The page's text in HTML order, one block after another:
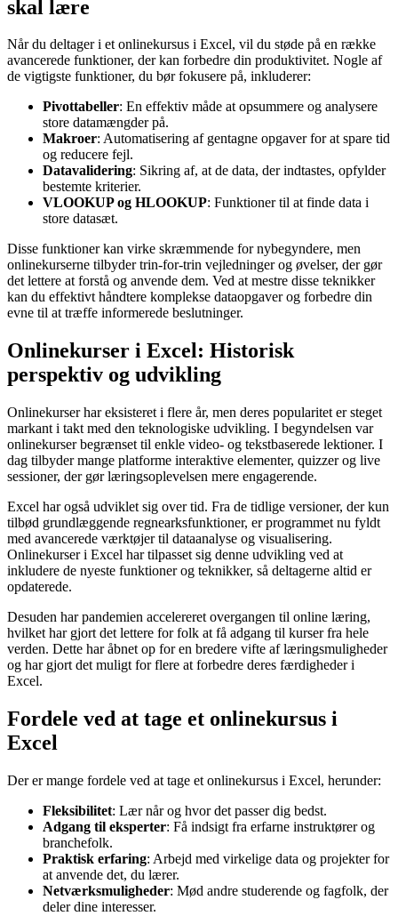
skal lære
Når du deltager i et onlinekursus i Excel, vil du støde på en række
avancerede funktioner, der kan forbedre din produktivitet. Nogle af
de vigtigste funktioner, du bør fokusere på, inkluderer:
Pivottabeller: En effektiv måde at opsummere og analysere
store datamængder på.
Makroer: Automatisering af gentagne opgaver for at spare tid
og reducere fejl.
Datavalidering: Sikring af, at de data, der indtastes, opfylder
bestemte kriterier.
VLOOKUP og HLOOKUP: Funktioner til at finde data i
store datasæt.
Disse funktioner kan virke skræmmende for nybegyndere, men
onlinekurserne tilbyder trin-for-trin vejledninger og øvelser, der gør
det lettere at forstå og anvende dem. Ved at mestre disse teknikker
kan du effektivt håndtere komplekse dataopgaver og forbedre din
evne til at træffe informerede beslutninger.
Onlinekurser i Excel: Historisk
perspektiv og udvikling
Onlinekurser har eksisteret i flere år, men deres popularitet er steget
markant i takt med den teknologiske udvikling. I begyndelsen var
onlinekurser begrænset til enkle video- og tekstbaserede lektioner. I
dag tilbyder mange platforme interaktive elementer, quizzer og live
sessioner, der gør læringsoplevelsen mere engagerende.
Excel har også udviklet sig over tid. Fra de tidlige versioner, der kun
tilbød grundlæggende regnearksfunktioner, er programmet nu fyldt
med avancerede værktøjer til dataanalyse og visualisering.
Onlinekurser i Excel har tilpasset sig denne udvikling ved at
inkludere de nyeste funktioner og teknikker, så deltagerne altid er
opdaterede.
Desuden har pandemien accelereret overgangen til online læring,
hvilket har gjort det lettere for folk at få adgang til kurser fra hele
verden. Dette har åbnet op for en bredere vifte af læringsmuligheder
og har gjort det muligt for flere at forbedre deres færdigheder i
Excel.
Fordele ved at tage et onlinekursus i
Excel
Der er mange fordele ved at tage et onlinekursus i Excel, herunder:
Fleksibilitet: Lær når og hvor det passer dig bedst.
Adgang til eksperter: Få indsigt fra erfarne instruktører og
branchefolk.
Praktisk erfaring: Arbejd med virkelige data og projekter for
at anvende det, du lærer.
Netværksmuligheder: Mød andre studerende og fagfolk, der
deler dine interesser.